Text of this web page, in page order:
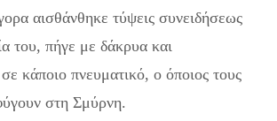
αισθάνθηκε τύψεις συνειδήσεως
του, πήγε με δάκρυα και
κάποιο πνευματικό, ο όποιος τους
στη Σμύρνη.